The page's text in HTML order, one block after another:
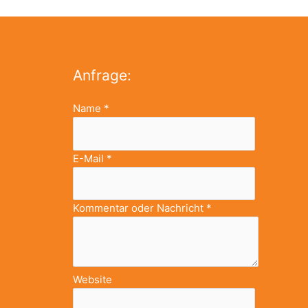
Anfrage:
Name *
E-Mail *
Kommentar oder Nachricht *
Website